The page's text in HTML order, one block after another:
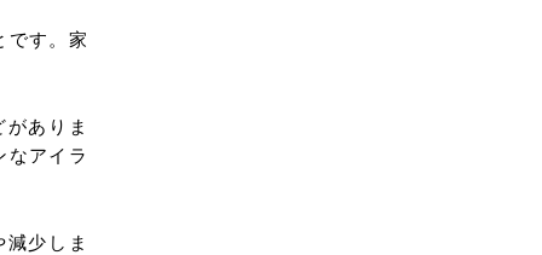
です。家
ありま
なアイラ
少しま